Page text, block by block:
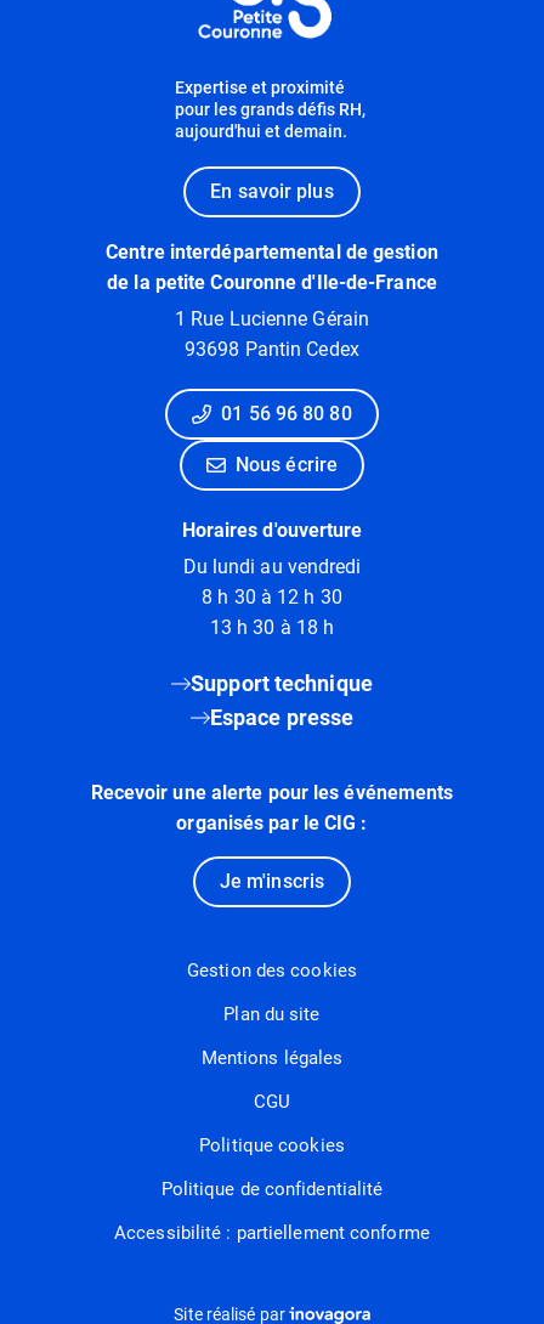
Expertise et proximité
pour les grands défis RH,
aujourd'hui et demain.
En savoir plus
Centre interdépartemental de gestion
de la petite Couronne d'Ile-de-France
1 Rue Lucienne Gérain
93698 Pantin Cedex
01 56 96 80 80
Nous écrire
Horaires d'ouverture
Du lundi au vendredi
8 h 30 à 12 h 30
13 h 30 à 18 h
Support technique
Espace presse
Recevoir une alerte pour les événements
organisés par le CIG :
Je m'inscris
Gestion des cookies
Plan du site
Mentions légales
CGU
Politique cookies
Politique de confidentialité
Accessibilité : partiellement conforme
Site réalisé parInovagora (ouverture dans un